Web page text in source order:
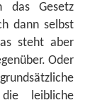
das Gesetz
dann selbst
steht aber
Oder
leibliche